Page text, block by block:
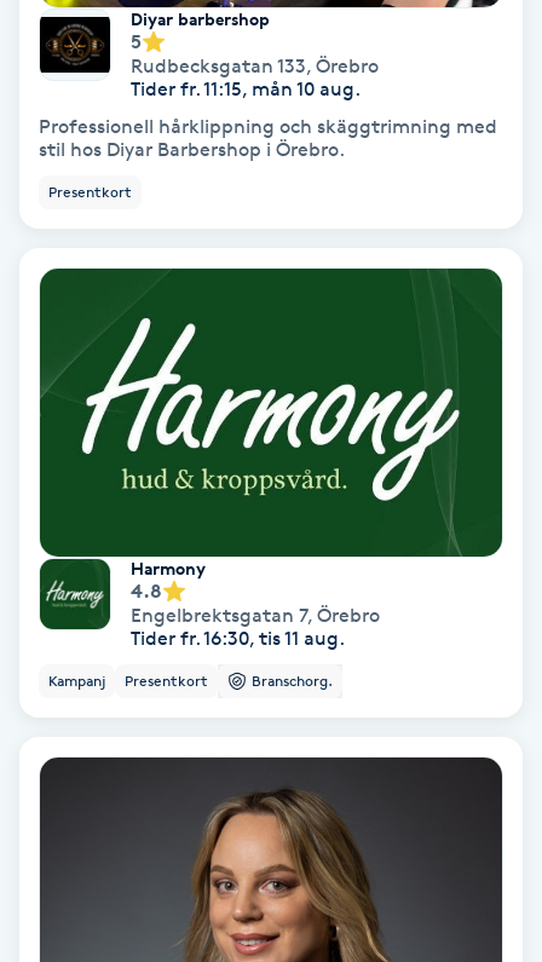
Nagelvård
Naglar borttagning
Naglar reparation
Navelpiercing
NBE-massage
Ny frisyr
Olaplex
Olaplexbehandling
Ombre
Ombre brows
Diyar barbershop
5
Rudbecksgatan 133, Örebro
Tider fr. 11:15, mån 10 aug.
Professionell hårklippning och skäggtrimning med
stil hos Diyar Barbershop i Örebro.
Presentkort
Harmony
4.8
Engelbrektsgatan 7, Örebro
Tider fr. 16:30, tis 11 aug.
Kampanj Presentkort Branschorg.